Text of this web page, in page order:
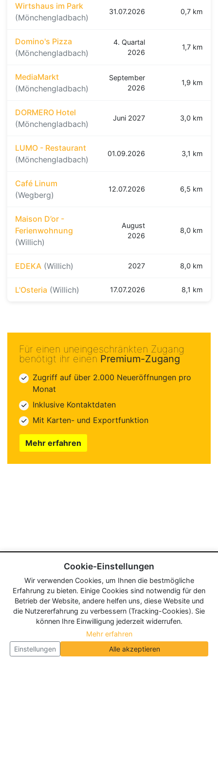
Wirtshaus im Park
(Mönchengladbach)
31.07.2026 0,7 km
Domino's Pizza
(Mönchengladbach)
4. Quartal
2026
1,7 km
MediaMarkt
(Mönchengladbach)
September
2026
1,9 km
DORMERO Hotel
(Mönchengladbach)
Juni 2027 3,0 km
LUMO - Restaurant
(Mönchengladbach)
01.09.2026 3,1 km
Café Linum
(Wegberg)
12.07.2026 6,5 km
Maison D’or -
Ferienwohnung
(Willich)
August
2026
8,0 km
EDEKA (Willich) 2027 8,0 km
L'Osteria (Willich) 17.07.2026 8,1 km
Für einen uneingeschränkten Zugang
benötigt ihr einen Premium-Zugang
Zugriff auf über 2.000 Neueröffnungen pro
Monat
Inklusive Kontaktdaten
Mit Karten- und Exportfunktion
Mehr erfahren
Cookie-Einstellungen
Wir verwenden Cookies, um Ihnen die bestmögliche
Erfahrung zu bieten. Einige Cookies sind notwendig für den
Betrieb der Website, andere helfen uns, diese Website und
die Nutzererfahrung zu verbessern (Tracking-Cookies). Sie
können Ihre Einwilligung jederzeit widerrufen.
Mehr erfahren
Einstellungen
Alle akzeptieren